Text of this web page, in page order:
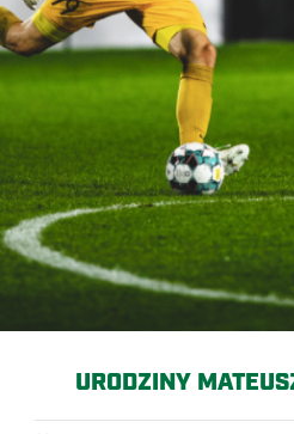
URODZINY